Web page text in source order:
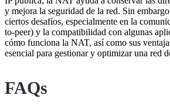
y mejora la seguridad de la red. Sin
ciertos desafíos, especialmente en la
to-peer) y la compatibilidad con algunas
cómo funciona la NAT, así como sus
esencial para gestionar y optimizar una red
FAQs